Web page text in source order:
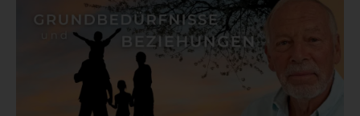
Key“
Grundbedürfnisse
Beziehungen